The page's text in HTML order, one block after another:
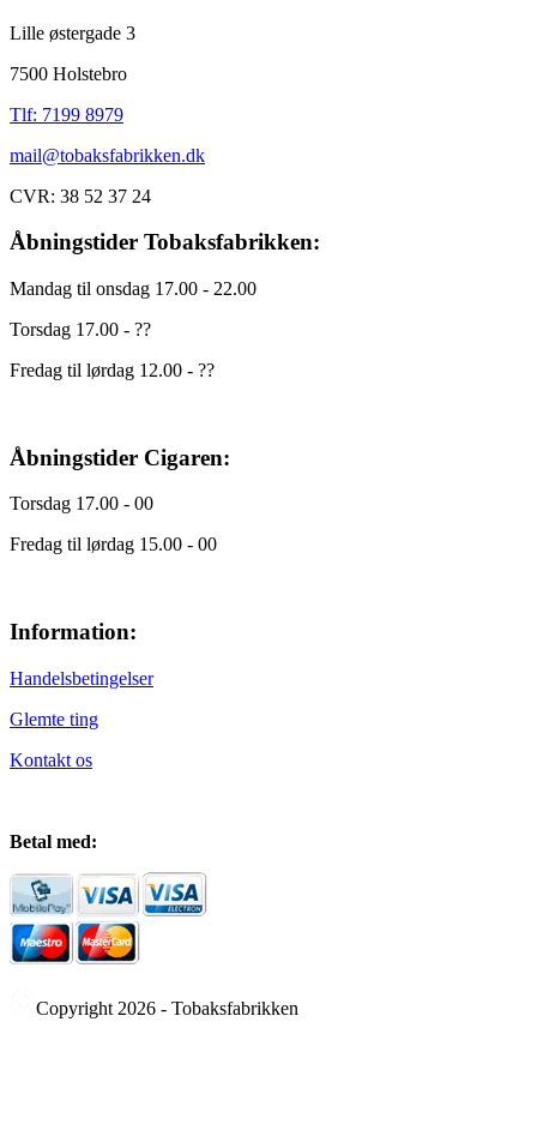
Lille østergade 3
7500 Holstebro
Tlf: 7199 8979
mail@tobaksfabrikken.dk
CVR: 38 52 37 24
Åbningstider Tobaksfabrikken:
Mandag til onsdag 17.00 - 22.00
Torsdag 17.00 - ??
Fredag til lørdag 12.00 - ??
Åbningstider Cigaren:
Torsdag 17.00 - 00
Fredag til lørdag 15.00 - 00
Information:
Handelsbetingelser
Glemte ting
Kontakt os
Betal med:
Copyright 2026 - Tobaksfabrikken